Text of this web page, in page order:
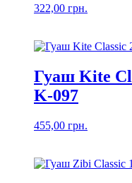
322,00 грн.
Гуаш Kite
K-097
455,00 грн.